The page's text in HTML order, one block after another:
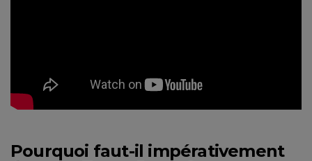
Pourquoi faut-il impérativement